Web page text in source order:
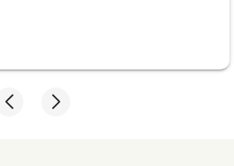
и всей вашей команде.
буду